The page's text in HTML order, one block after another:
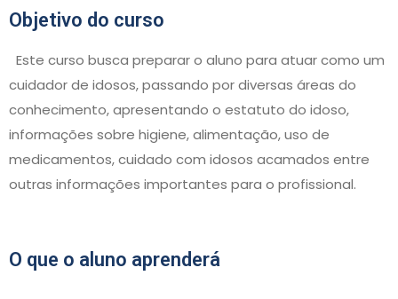
Objetivo do curso
Este curso busca preparar o aluno para atuar como um
cuidador de idosos, passando por diversas áreas do
conhecimento, apresentando o estatuto do idoso,
informações sobre higiene, alimentação, uso de
medicamentos, cuidado com idosos acamados entre
outras informações importantes para o profissional.
O que o aluno aprenderá